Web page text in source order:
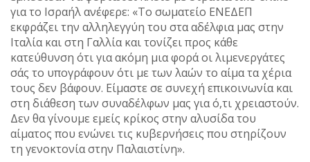
για το Ισραήλ ανέφερε: «Το σωματείο ΕΝΕΔΕΠ
εκφράζει την αλληλεγγύη του στα αδέλφια μας στην
Ιταλία και στη Γαλλία και τονίζει προς κάθε
κατεύθυνση ότι για ακόμη μια φορά οι λιμενεργάτες
σάς το υπογράφουν ότι με των λαών το αίμα τα χέρια
τους δεν βάφουν. Είμαστε σε συνεχή επικοινωνία και
στη διάθεση των συναδέλφων μας για ό,τι χρειαστούν.
Δεν θα γίνουμε εμείς κρίκος στην αλυσίδα του
αίματος που ενώνει τις κυβερνήσεις που στηρίζουν
τη γενοκτονία στην Παλαιστίνη».